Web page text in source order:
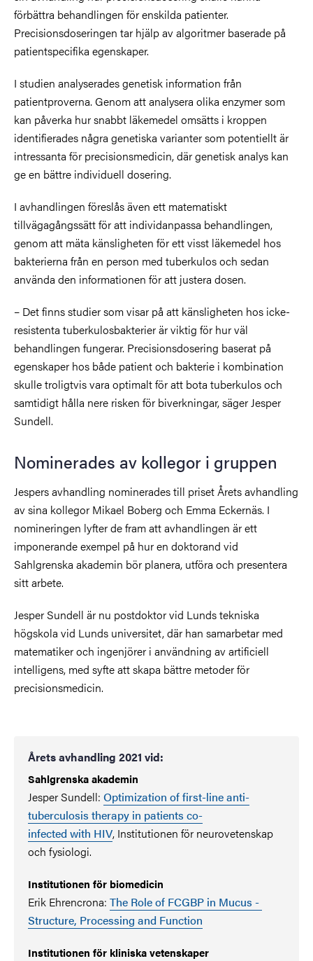
förbättra behandlingen för enskilda patienter.
Precisionsdoseringen tar hjälp av algoritmer baserade på
patientspecifika egenskaper.
I studien analyserades genetisk information från
patientproverna. Genom att analysera olika enzymer som
kan påverka hur snabbt läkemedel omsätts i kroppen
identifierades några genetiska varianter som potentiellt är
intressanta för precisionsmedicin, där genetisk analys kan
ge en bättre individuell dosering.
I avhandlingen föreslås även ett matematiskt
tillvägagångssätt för att individanpassa behandlingen,
genom att mäta känsligheten för ett visst läkemedel hos
bakterierna från en person med tuberkulos och sedan
använda den informationen för att justera dosen.
– Det finns studier som visar på att känsligheten hos icke-
resistenta tuberkulosbakterier är viktig för hur väl
behandlingen fungerar. Precisionsdosering baserat på
egenskaper hos både patient och bakterie i kombination
skulle troligtvis vara optimalt för att bota tuberkulos och
samtidigt hålla nere risken för biverkningar, säger Jesper
Sundell.
Nominerades av kollegor i gruppen
Jespers avhandling nominerades till priset Årets avhandling
av sina kollegor Mikael Boberg och Emma Eckernäs. I
nomineringen lyfter de fram att avhandlingen är ett
imponerande exempel på hur en doktorand vid
Sahlgrenska akademin bör planera, utföra och presentera
sitt arbete.
Jesper Sundell är nu postdoktor vid Lunds tekniska
högskola vid Lunds universitet, där han samarbetar med
matematiker och ingenjörer i användning av artificiell
intelligens, med syfte att skapa bättre metoder för
precisionsmedicin.
Årets avhandling 2021 vid:
Sahlgrenska akademin
Jesper Sundell: Optimization of first-line anti-
tuberculosis therapy in patients co-
infected with HIV, Institutionen för neurovetenskap
och fysiologi.
Institutionen för biomedicin
Erik Ehrencrona: The Role of FCGBP in Mucus -
Structure, Processing and Function
Institutionen för kliniska vetenskaper